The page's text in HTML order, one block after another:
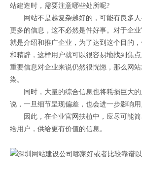
站建造时，需要注意哪些处所呢?
网站不是越复杂越好的，可能有良多人
更多的信息，这不必然是件好事。对于企
就是介绍和推广企业，为了达到这个目的
和精辟，这样用户就可以很容易地找到焦
重要信息对企业来说仍然很恍惚，那么网
染。
同时，大量的综合信息也将耗损巨大的
说，一旦细节呈现偏差，也会进一步影响用
因此，在企业官网扶植中，应尽可能简
给用户，供给更有价值的信息。